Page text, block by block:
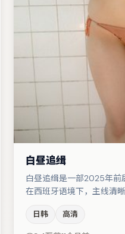
白昼追缉
白昼追缉是一部2025年前
在西班牙语境下，主线清
得当。桂纶镁与沈腾的对
哉则以细节塑造推动谜题
日韩 高清